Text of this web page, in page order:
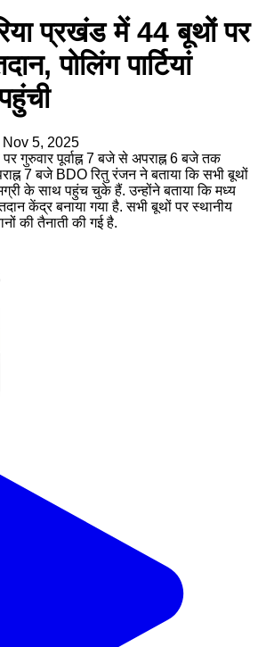
प्रखंड में 44 बूथों पर
पोलिंग पार्टियां
Nov 5, 2025
गुरुवार पूर्वाह्न 7 बजे से अपराह्न 6 बजे तक
7 बजे BDO रितु रंजन ने बताया कि सभी बूथों
के साथ पहुंच चुके हैं. उन्होंने बताया कि मध्य
केंद्र बनाया गया है. सभी बूथों पर स्थानीय
की तैनाती की गई है.